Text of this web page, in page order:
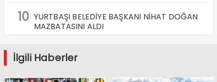
10 YURTBAŞI BELEDİYE BAŞKANI NİHAT DOĞAN
MAZBATASINI ALDI
İlgili Haberler